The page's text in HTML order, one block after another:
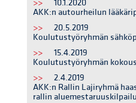
>>
10.1.2020
AKK:n autourheilun
>>
20.5.2019
Koulutustyöryhmän
>>
15.4.2019
Koulutustyöryhmän
>>
2.4.2019
AKK:n Rallin Lajiryhmä
rallin